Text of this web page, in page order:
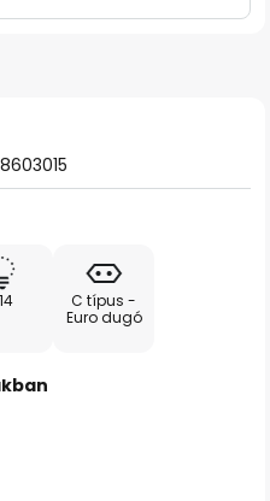
8603015
C típus -
Euro dugó